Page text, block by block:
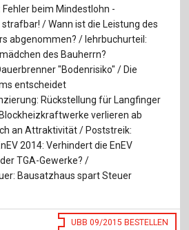
Fehler beim Mindestlohn -
/ Wann ist die Leistung des
abgenommen? / lehrbuchurteil:
des Bauherrn?
"Bodenrisiko" / Die
entscheidet
Rückstellung für Langfinger
verlieren ab
an Attraktivität / Poststreik:
2014: Verhindert die EnEV
TGA-Gewerke? /
Bausatzhaus spart Steuer
UBB 09/2015 BESTELLEN